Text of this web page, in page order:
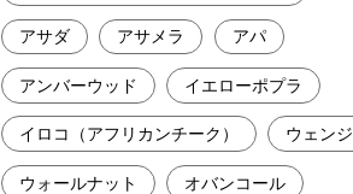
アサダ アサメラ アパ
アンバーウッド イエローポプラ
イロコ（アフリカンチーク） ウェンジ
ウォールナット オバンコール